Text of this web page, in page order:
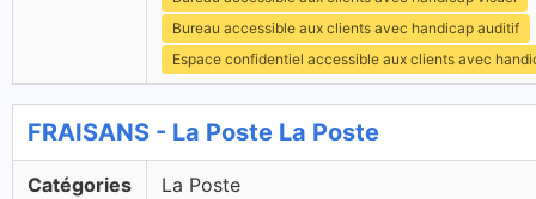
Bureau accessible aux clients avec handicap auditif
Espace confidentiel accessible aux clients avec
FRAISANS - La Poste La Poste
Catégories La Poste